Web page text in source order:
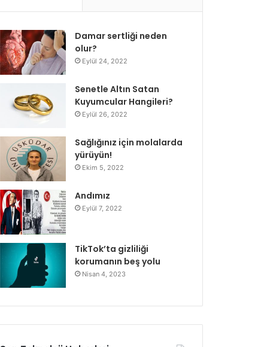
Damar sertliği neden
olur?
Eylül 24, 2022
Senetle Altın Satan
Kuyumcular Hangileri?
Eylül 26, 2022
Sağlığınız için molalarda
yürüyün!
Ekim 5, 2022
Andımız
Eylül 7, 2022
TikTok’ta gizliliği
korumanın beş yolu
Nisan 4, 2023